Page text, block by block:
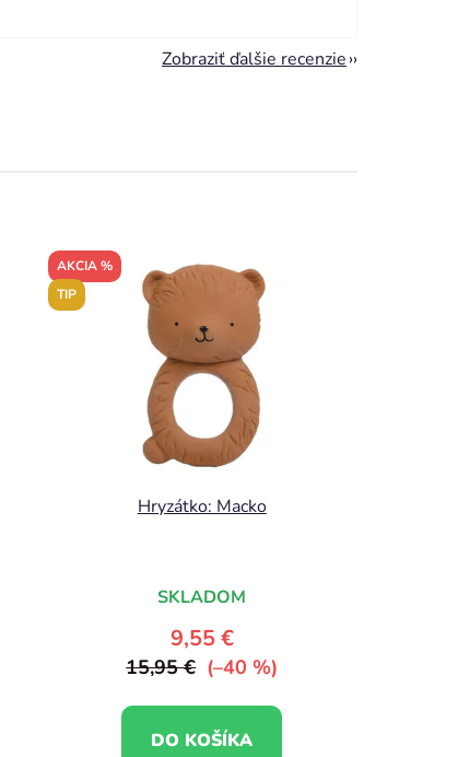
Zobraziť ďalšie recenzie
AKCIA %
TIP
Hryzátko: Macko
SKLADOM
9,55 €
15,95 € (–40 %)
DO KOŠÍKA